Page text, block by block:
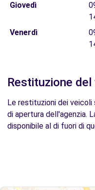
Giovedì
Venerdì
Restituzione del
Le restituzioni dei veicoli
di apertura dell'agenzia.
disponibile al di fuori di